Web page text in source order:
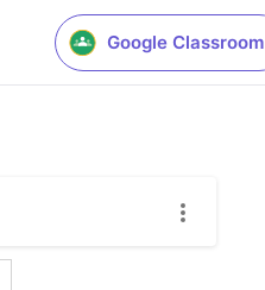
Google Classroom